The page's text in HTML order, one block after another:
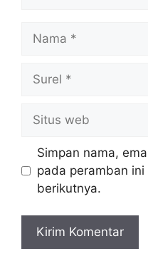
web
Simpan nama,
pada peramban
berikutnya.